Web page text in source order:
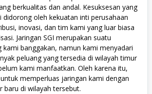
berkualitas dan andal. Kesuksesan yang
didorong oleh kekuatan inti perusahaan
inovasi, dan tim kami yang luar biasa
Jaringan SGI merupakan suatu
kami banggakan, namun kami menyadari
peluang yang tersedia di wilayah timur
kami manfaatkan. Oleh karena itu,
memperluas jaringan kami dengan
baru di wilayah tersebut.